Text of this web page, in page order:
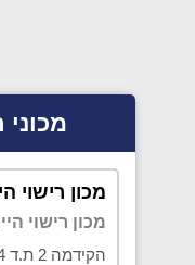
מכוני
מכון רישוי
מכון רישוי
הקידמה 2 ת.ד 414, אשדוד